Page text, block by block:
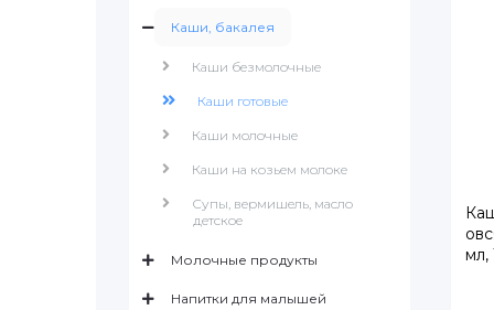
Каши, бакалея
Каши безмолочные
Каши готовые
Каши молочные
Каши на козьем молоке
Супы, вермишель, масло
детское
Молочные продукты
Напитки для малышей
мл,